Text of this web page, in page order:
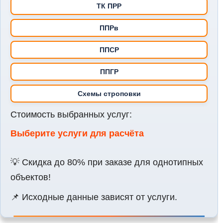
Какие задачи решает закрытие по КС-2
Правильное закрытие по КС-2 помогает:
Подтвердить фактически выполненные объемы работ;
Увязать акт сКС-3 (справкой о стоимости),
обязательной для расчётов;
технадзора;
Обеспечить своевременную оплату по договору
Сохранить документы в соответствии с
законодательством.
Документ КС-2 — это не просто бумага, это правовой и
контролирующие органы, заказчик и подрядчик.
ТК ПРР
ППРв
ППСР
ППГР
Схемы строповки
Стоимость выбранных услуг:
Выберите услуги для расчёта
💡 Скидка до 80% при заказе для однотипных
объектов!
📌 Исходные данные зависят от услуги.